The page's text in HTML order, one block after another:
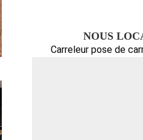
NOUS
Carreleur pose de